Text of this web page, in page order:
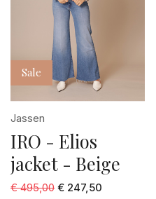
Sale
Jassen
IRO - Elios
jacket - Beige
€ 495,00 € 247,50